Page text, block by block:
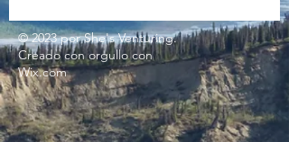
© 2023 por She's Venturing.
Creado conorgullocon
Wix.com